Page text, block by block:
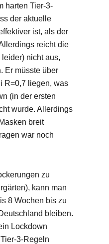
harten Tier-3-
der aktuelle
ist, als der
reicht die
nicht aus,
Er müsste über
R=0,7 liegen, was
(in der ersten
wurde. Allerdings
breit
war noch
zu
kann man
8 Wochen bis zu
bleiben.
Lockdown
3-Regeln